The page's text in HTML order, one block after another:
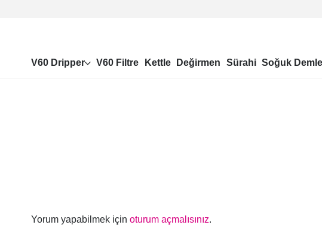
V60 Dripper V60 Filtre Kettle Değirmen Sürahi Soğuk
Yorum yapabilmek için oturum açmalısınız.